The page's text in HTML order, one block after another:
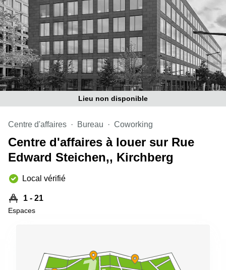
Bureaux
Luxembourg
Centres
d’affaires
Bertrange
Centres
Esch-
sur-
d’affaires
Sandweiler
Lieu non disponible
Centre d'affaires Bureau Coworking
Centre d'affaires à louer sur Rue
Edward Steichen,, Kirchberg
Local vérifié
1 - 21
Espaces